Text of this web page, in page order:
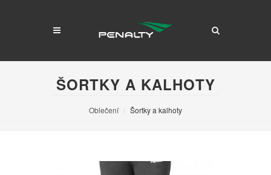
ŠORTKY A KALHOTY
Oblečení Šortky a kalhoty